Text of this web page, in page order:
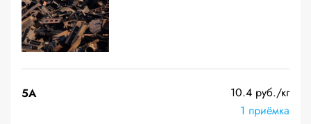
5А
10.4 руб./кг
1 приёмка